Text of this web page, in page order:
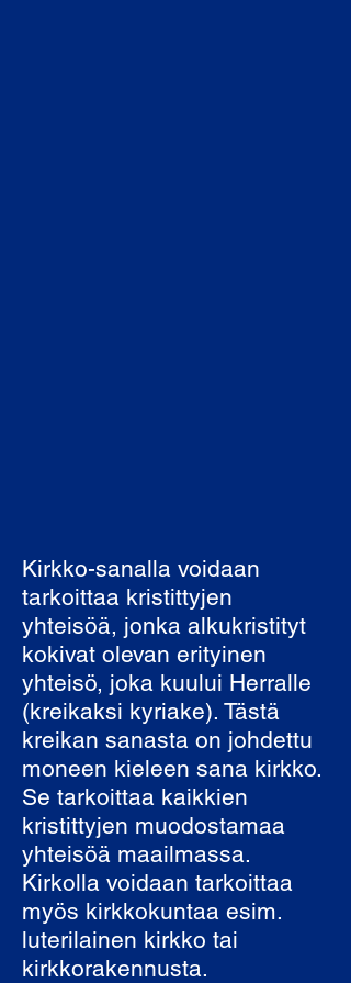
Kirkko-sanalla voidaan
tarkoittaa kristittyjen
yhteisöä, jonka alkukristityt
kokivat olevan erityinen
yhteisö, joka kuului Herralle
(kreikaksi kyriake). Tästä
kreikan sanasta on johdettu
moneen kieleen sana kirkko.
Se tarkoittaa kaikkien
kristittyjen muodostamaa
yhteisöä maailmassa.
Kirkolla voidaan tarkoittaa
myös kirkkokuntaa esim.
luterilainen kirkko tai
kirkkorakennusta.